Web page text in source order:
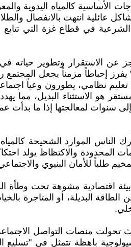
الأساسية كالمياه اليدوية
عائلية انتهت بالانفصال
الشرعية في قطاع غزة التي
عن الاستقرار وتطوير حياته
إحباطاً مزمناً يجعل المجتمع
فالأطفال والمراهقون الذين قضوا أكثر من
هو الاستثناء البديل، مما
سنوات لمعالجتها إذا ما
الموارد الشحيحة
المحدودة والاكتظاظ يولد
طلباً للأمان البنيوي
اقتصادية مشوهة تحت وطأة
البديلة، أو المتاجرة
تحولت منصات التواصل
باهظة تتمثل في "تسليع